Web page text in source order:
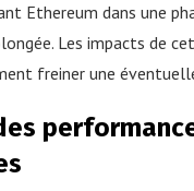
Ethereum dans une
Les impacts de
freiner une